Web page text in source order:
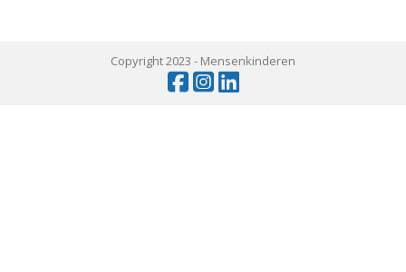
Copyright 2023 - Mensenkinderen